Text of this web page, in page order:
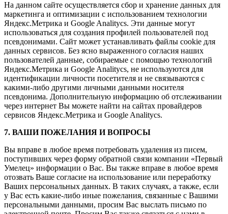
На данном сайте осуществляется сбор и хранение данных для
маркетинга и оптимизации с использованием технологии
Яндекс.Метрика и Google Analitycs. Эти данные могут
использоваться для создания профилей пользователей под
псевдонимами. Сайт может устанавливать файлы cookie для
данных сервисов. Без ясно выраженного согласия наших
пользователей данные, собираемые с помощью технологий
Яндекс.Метрика и Google Analitycs, не используются для
идентификации личности посетителя и не связываются с
какими-либо другими личными данными носителя
псевдонима. Дополнительную информацию об отслеживании
через интернет Вы можете найти на сайтах провайдеров
сервисов Яндекс.Метрика и Google Analitycs.
7. ВАШИ ПОЖЕЛАНИЯ И ВОПРОСЫ
Вы вправе в любое время потребовать удаления из писем,
поступивших через форму обратной связи компании «Первый
Умелец» информации о Вас. Вы также вправе в любое время
отозвать Ваше согласие на использование или переработку
Ваших персональных данных. В таких случаях, а также, если
у Вас есть какие-либо иные пожелания, связанные с Вашими
персональными данными, просим Вас выслать письмо по